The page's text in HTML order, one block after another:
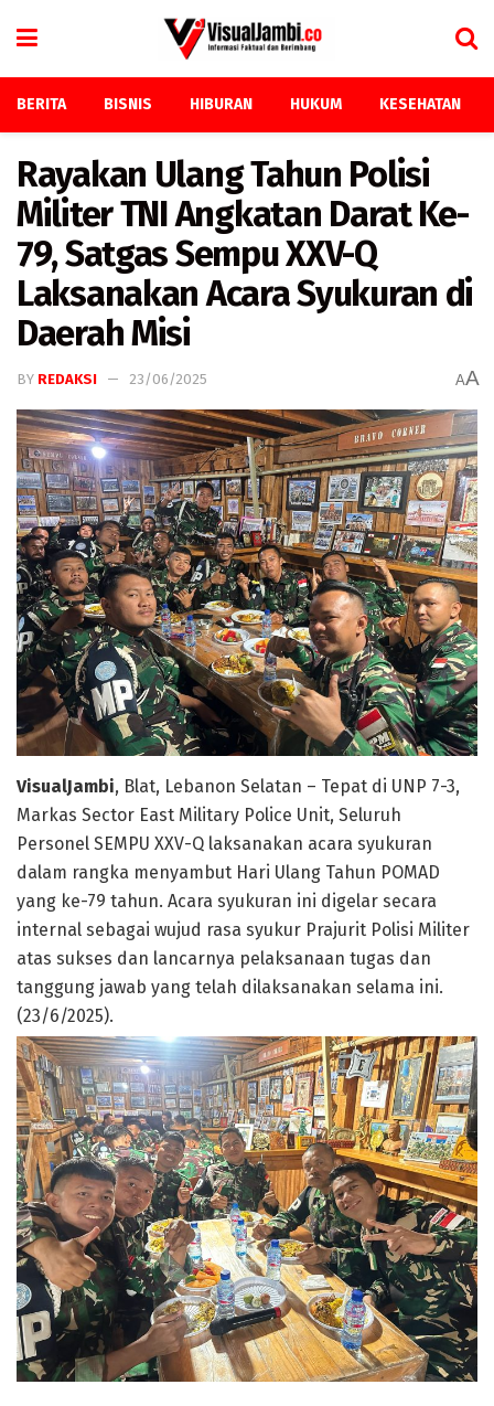
BERITA BISNIS HIBURAN HUKUM KESEHATAN
Rayakan Ulang Tahun Polisi
Militer TNI Angkatan Darat Ke-
79, Satgas Sempu XXV-Q
Laksanakan Acara Syukuran di
Daerah Misi
BY REDAKSI 23/06/2025 AA
VisualJambi, Blat, Lebanon Selatan – Tepat di UNP 7-3,
Markas Sector East Military Police Unit, Seluruh
Personel SEMPU XXV-Q laksanakan acara syukuran
dalam rangka menyambut Hari Ulang Tahun POMAD
yang ke-79 tahun. Acara syukuran ini digelar secara
internal sebagai wujud rasa syukur Prajurit Polisi Militer
atas sukses dan lancarnya pelaksanaan tugas dan
tanggung jawab yang telah dilaksanakan selama ini.
(23/6/2025).